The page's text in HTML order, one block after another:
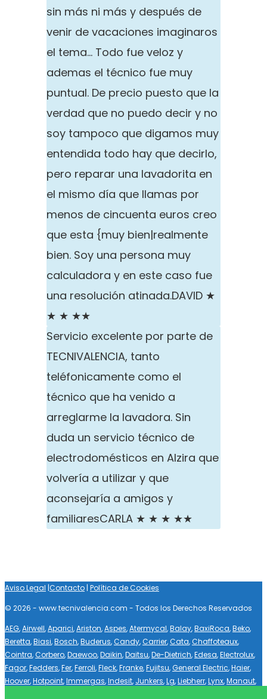
sin más ni más y después de
venir de vacaciones imaginaros
el tema… Todo fue veloz y
ademas el técnico fue muy
puntual. De precio puesto que la
verdad que no puedo decir y no
soy tampoco que digamos muy
entendida todo hay que decirlo,
pero reparar una lavadorita en
el mismo día que llamas por
menos de cincuenta euros creo
que esta {muy bien|realmente
bien. Soy una persona muy
calculadora y en este caso fue
una resolución atinada.DAVID ★
★ ★ ★★
Servicio excelente por parte de
TECNIVALENCIA, tanto
teléfonicamente como el
técnico que ha venido a
arreglarme la lavadora. Sin
duda un servicio técnico de
electrodomésticos en Alzira que
volvería a utilizar y que
aconsejaría a amigos y
familiaresCARLA ★ ★ ★ ★★
Aviso Legal |Contacto | Política de Cookies
© 2026 - www.tecnivalencia.com - Todos los Derechos Reservados
AEG,Airwell,Aparici,Ariston,Aspes,Atermycal,Balay,BaxiRoca,Beko,
Beretta,Biasi,Bosch,Buderus,Candy,Carrier,Cata,Chaffoteaux,
Cointra,Corbero,Daewoo,Daikin,Daitsu,De-Dietrich,Edesa,Electrolux,
Fagor,Fedders,Fer,Ferroli,Fleck,Franke,Fujitsu,General Electric,Haier,
Hoover,Hotpoint,Immergas,Indesit, Junkers,Lg,Liebherr,Lynx,Manaut,